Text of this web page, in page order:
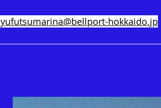
yufutsumarina@bellport-hokkaido.jp